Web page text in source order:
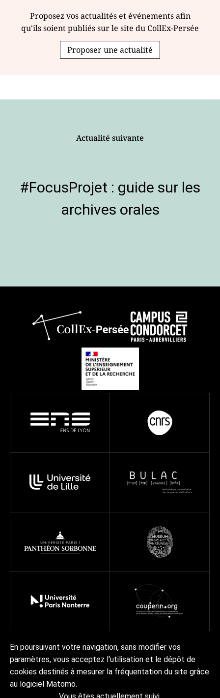
Proposez vos actualités et événements afin
qu'ils soient publiés sur le site du CollEx-Persée
Proposer une actualité
Actualité suivante
#FocusProjet : guide sur les
archives orales
Réseau Projets Ressources À propos
Actualités | AgendaContact Collex-Persée
En poursuivant votre navigation, sans modifier vos
paramètres, vous acceptez l'utilisation et le dépôt de
cookies destinés à mesurer la fréquentation du site grâce
au logiciel Matomo.